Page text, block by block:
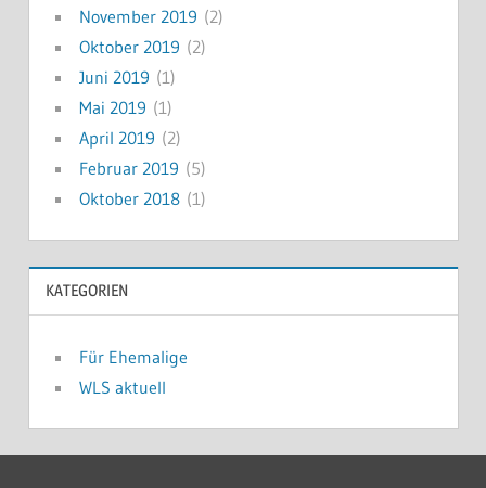
November 2019 (2)
Oktober 2019 (2)
Juni 2019 (1)
Mai 2019 (1)
April 2019 (2)
Februar 2019 (5)
Oktober 2018(1)
KATEGORIEN
Für Ehemalige
WLS aktuell